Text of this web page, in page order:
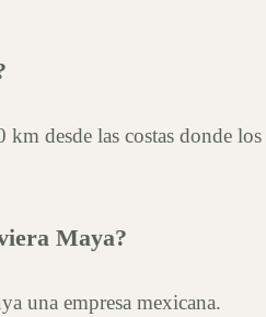
desde las costas donde
Maya?
una empresa mexicana.